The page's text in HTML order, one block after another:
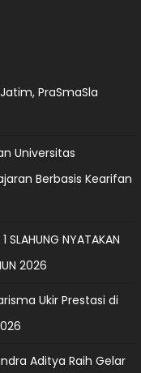
PraSmaSla
Universitas
Berbasis Kearifan
SLAHUNG NYATAKAN
2026
Ukir Prestasi di
Aditya Raih Gelar